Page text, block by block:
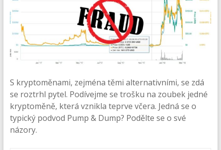
S kryptoměnami, zejména těmi alternativními, se zdá
se roztrhl pytel. Podívejme se trošku na zoubek jedné
kryptoměně, která vznikla teprve včera. Jedná se o
typický podvod Pump & Dump? Podělte se o své
názory.